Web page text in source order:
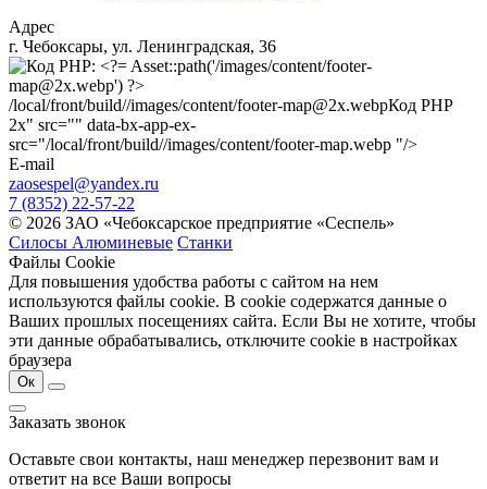
Адрес
г. Чебоксары, ул. Ленинградская, 36
/local/front/build//images/content/footer-map@2x.webpКод PHP
2x" src="" data-bx-app-ex-
src="/local/front/build//images/content/footer-map.webp "/>
E-mail
zaosespel@yandex.ru
7 (8352) 22-57-22
© 2026 ЗАО «Чебоксарское предприятие «Сеспель»
Силосы Алюминевые Станки
Файлы Cookie
Для повышения удобства работы с сайтом на нем
используются файлы cookie. В cookie содержатся данные о
Ваших прошлых посещениях сайта. Если Вы не хотите, чтобы
эти данные обрабатывались, отключите cookie в настройках
браузера
Ок
Заказать звонок
Оставьте свои контакты, наш менеджер перезвонит вам и
ответит на все Ваши вопросы